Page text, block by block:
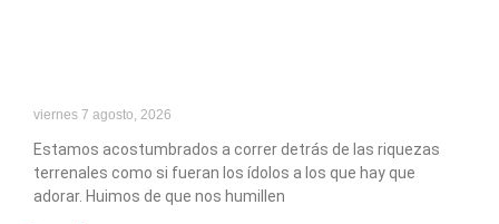
viernes 7 agosto, 2026
Estamos acostumbrados a correr detrás de las riquezas
terrenales como si fueran los ídolos a los que hay que
adorar. Huimos de que nos humillen